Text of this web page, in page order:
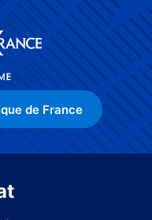
de France